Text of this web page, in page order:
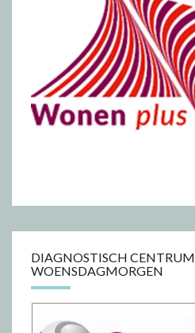
DIAGNOSTISCH CENTRUM
WOENSDAGMORGEN